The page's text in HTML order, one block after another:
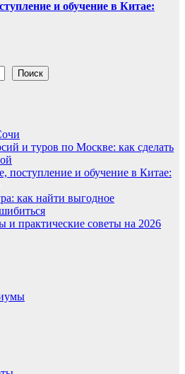
и обучение в Китае:
Поиск
и туров по Москве: как сделать
поступление и обучение в Китае:
как найти выгодное
и практические советы на 2026